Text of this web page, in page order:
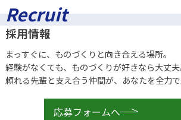
Recruit
採用情報
まっすぐに、ものづくりと向き合える場所。
経験がなくても、ものづくりが好きなら大丈夫
頼れる先輩と支え合う仲間が、あなたを全力で
応募フォームへ